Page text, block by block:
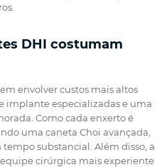
DHI costumam
envolver custos mais altos
implante especializadas e uma
Como cada enxerto é
uma caneta Choi avançada,
substancial. Além disso, a
cirúrgica mais experiente